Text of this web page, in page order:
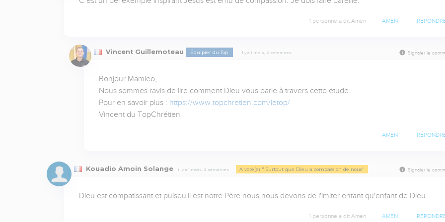
1 personne a dit Amen AMEN
Vincent Guillemoteau Équipier du Top Il y a 1 mois, 2 semaines Signaler le
Bonjour Mamieo,
Nous sommes ravis de lire comment Dieu vous parle à travers cette étude.
Pour en savoir plus : https://www.topchretien.com/letop/
Vincent du TopChrétien
AMEN
Kouadio Amoin Solange Il y a 1 mois, 2 semaines A voté(e) " Surtout que Dieu a compassion de nous" Signaler le
Dieu est compatissant et puisqu'il est notre Père nous nous devons de l'imiter entant qu'enfant de Dieu.
1 personne a dit Amen AMEN